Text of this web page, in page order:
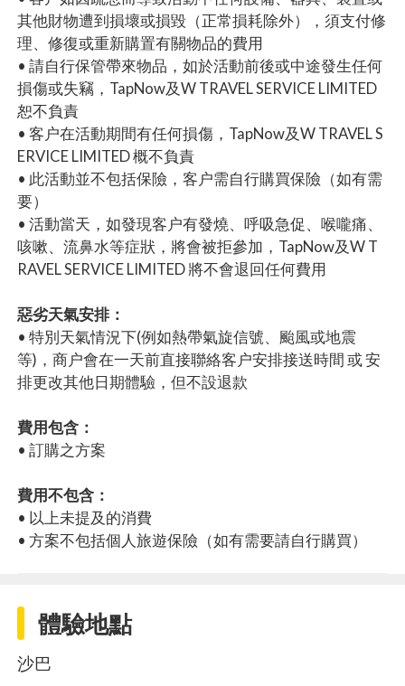
其他財物遭到損壞或損毀（正常損耗除外），須支付修
理、修復或重新購置有關物品的費用
• 請自行保管帶來物品，如於活動前後或中途發生任何
損傷或失竊，TapNow及W TRAVEL SERVICE LIMITED
恕不負責
• 客户在活動期間有任何損傷，TapNow及W TRAVEL S
ERVICE LIMITED 概不負責
• 此活動並不包括保險，客户需自行購買保險（如有需
要）
• 活動當天，如發現客户有發燒、呼吸急促、喉嚨痛、
咳嗽、流鼻水等症狀，將會被拒參加，TapNow及W T
RAVEL SERVICE LIMITED 將不會退回任何費用
惡劣天氣安排：
• 特別天氣情況下(例如熱帶氣旋信號、颱風或地震
等)，商户會在一天前直接聯絡客户安排接送時間 或 安
排更改其他日期體驗，但不設退款
費用包含：
• 訂購之方案
費用不包含：
• 以上未提及的消費
• 方案不包括個人旅遊保險（如有需要請自行購買）
體驗地點
沙巴